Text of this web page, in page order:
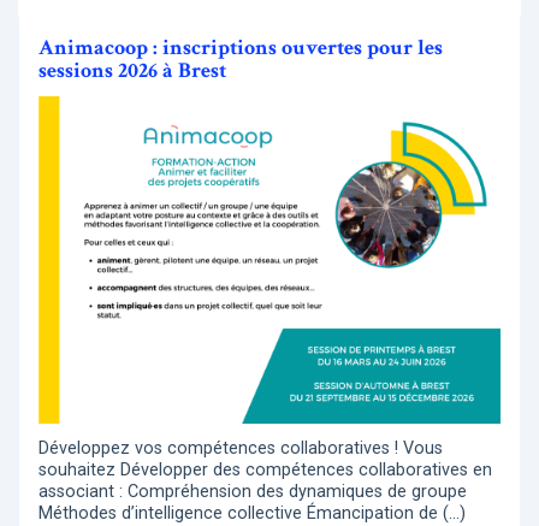
Animacoop : inscriptions ouvertes pour les
sessions 2026 à Brest
Développez vos compétences collaboratives ! Vous
souhaitez Développer des compétences collaboratives en
associant : Compréhension des dynamiques de groupe
Méthodes d’intelligence collective Émancipation de (…)